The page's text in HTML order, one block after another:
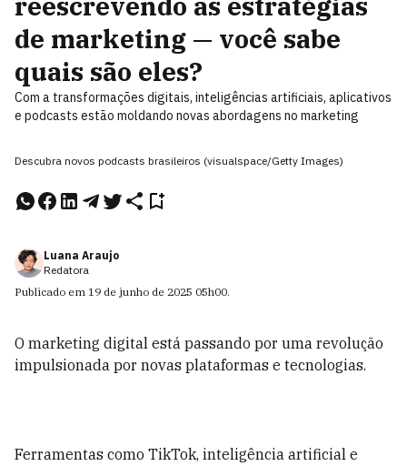
de marketing — você sabe
quais são eles?
Com a transformações digitais, inteligências artificiais, aplicativos
e podcasts estão moldando novas abordagens no marketing
Descubra novos podcasts brasileiros (visualspace/Getty Images)
Luana Araujo
Redatora
Publicado em 19 de junho de 2025 05h00.
O marketing digital está passando por uma revolução
impulsionada por novas plataformas e tecnologias.
Ferramentas como TikTok, inteligência artificial e